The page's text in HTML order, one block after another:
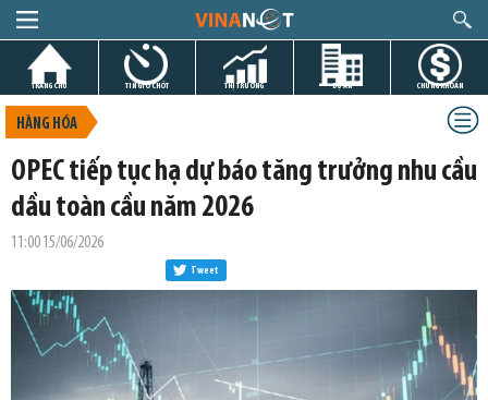
TRANG CHỦ TIN GIỜ CHÓT THỊ TRƯỜNG DỰ ÁN CHỨNG KHOÁN
HÀNG HÓA
OPEC tiếp tục hạ dự báo tăng trưởng nhu cầu
dầu toàn cầu năm 2026
11:00 15/06/2026
Tweet